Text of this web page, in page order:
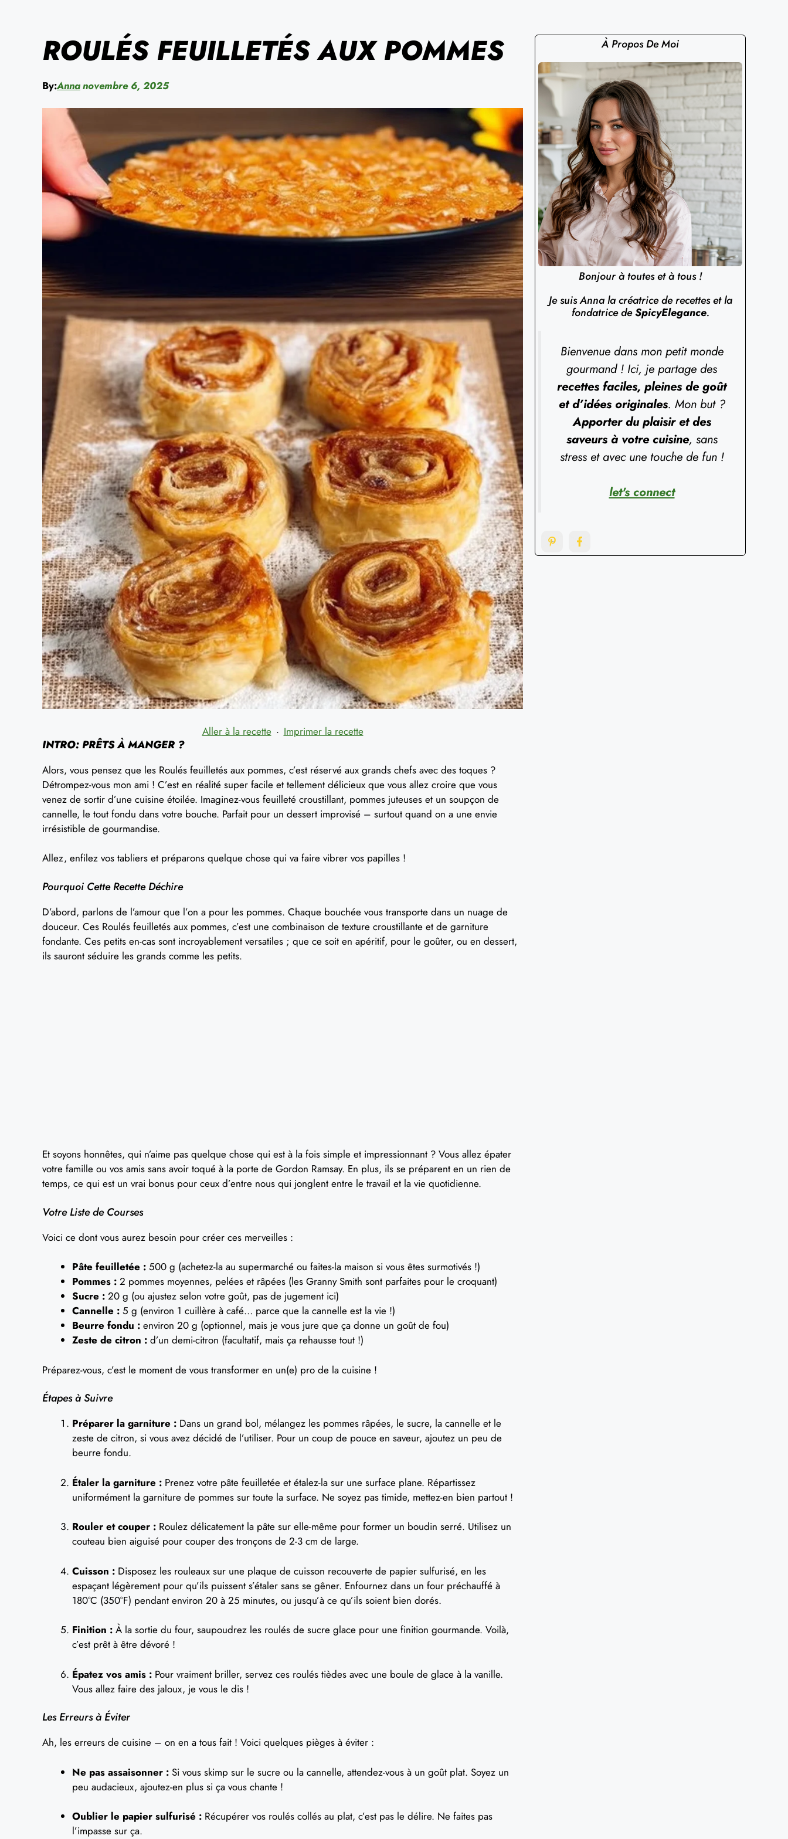
ROULÉS FEUILLETÉS AUX POMMES
By:Annanovembre 6, 2025
Aller à la recette · Imprimer la recette
INTRO: PRÊTS À MANGER ?
Alors, vous pensez que les Roulés feuilletés aux pommes, c’est réservé aux grands chefs avec des toques ?
Détrompez-vous mon ami ! C’est en réalité super facile et tellement délicieux que vous allez croire que vous
venez de sortir d’une cuisine étoilée. Imaginez-vous feuilleté croustillant, pommes juteuses et un soupçon de
cannelle, le tout fondu dans votre bouche. Parfait pour un dessert improvisé – surtout quand on a une envie
irrésistible de gourmandise.
Allez, enfilez vos tabliers et préparons quelque chose qui va faire vibrer vos papilles !
Pourquoi Cette Recette Déchire
D’abord, parlons de l’amour que l’on a pour les pommes. Chaque bouchée vous transporte dans un nuage de
douceur. Ces Roulés feuilletés aux pommes, c’est une combinaison de texture croustillante et de garniture
fondante. Ces petits en-cas sont incroyablement versatiles ; que ce soit en apéritif, pour le goûter, ou en dessert,
ils sauront séduire les grands comme les petits.
Et soyons honnêtes, qui n’aime pas quelque chose qui est à la fois simple et impressionnant ? Vous allez épater
votre famille ou vos amis sans avoir toqué à la porte de Gordon Ramsay. En plus, ils se préparent en un rien de
temps, ce qui est un vrai bonus pour ceux d’entre nous qui jonglent entre le travail et la vie quotidienne.
Votre Liste de Courses
Voici ce dont vous aurez besoin pour créer ces merveilles :
Pâte feuilletée : 500 g (achetez-la au supermarché ou faites-la maison si vous êtes surmotivés !)
Pommes : 2 pommes moyennes, pelées et râpées (les Granny Smith sont parfaites pour le croquant)
Sucre : 20 g (ou ajustez selon votre goût, pas de jugement ici)
Cannelle : 5 g (environ 1 cuillère à café… parce que la cannelle est la vie !)
Beurre fondu : environ 20 g (optionnel, mais je vous jure que ça donne un goût de fou)
Zeste de citron : d’un demi-citron (facultatif, mais ça rehausse tout !)
Préparez-vous, c’est le moment de vous transformer en un(e) pro de la cuisine !
Étapes à Suivre
Préparer la garniture : Dans un grand bol, mélangez les pommes râpées, le sucre, la cannelle et le
zeste de citron, si vous avez décidé de l’utiliser. Pour un coup de pouce en saveur, ajoutez un peu de
beurre fondu.
Étaler la garniture : Prenez votre pâte feuilletée et étalez-la sur une surface plane. Répartissez
uniformément la garniture de pommes sur toute la surface. Ne soyez pas timide, mettez-en bien partout !
Rouler et couper : Roulez délicatement la pâte sur elle-même pour former un boudin serré. Utilisez un
couteau bien aiguisé pour couper des tronçons de 2-3 cm de large.
Cuisson : Disposez les rouleaux sur une plaque de cuisson recouverte de papier sulfurisé, en les
espaçant légèrement pour qu’ils puissent s’étaler sans se gêner. Enfournez dans un four préchauffé à
180°C (350°F) pendant environ 20 à 25 minutes, ou jusqu’à ce qu’ils soient bien dorés.
Finition : À la sortie du four, saupoudrez les roulés de sucre glace pour une finition gourmande. Voilà,
c’est prêt à être dévoré !
Épatez vos amis : Pour vraiment briller, servez ces roulés tièdes avec une boule de glace à la vanille.
Vous allez faire des jaloux, je vous le dis !
Les Erreurs à Éviter
Ah, les erreurs de cuisine – on en a tous fait ! Voici quelques pièges à éviter :
Ne pas assaisonner : Si vous skimp sur le sucre ou la cannelle, attendez-vous à un goût plat. Soyez un
peu audacieux, ajoutez-en plus si ça vous chante !
Oublier le papier sulfurisé : Récupérer vos roulés collés au plat, c’est pas le délire. Ne faites pas
l’impasse sur ça.
À Propos De Moi
Bonjour à toutes et à tous !
Je suis Anna la créatrice de recettes et la
fondatrice deSpicyElegance.
Bienvenue dans mon petit monde
gourmand ! Ici, je partage des
recettes faciles, pleines de goût
et d’idées originales. Mon but ?
Apporter du plaisir et des
saveurs à votre cuisine, sans
stress et avec une touche de fun !
let's connect